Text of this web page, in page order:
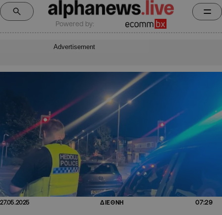
Powered by:
Advertisement
27.05.2025 ΔΙΕΘΝΗ 07:29